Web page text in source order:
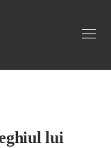
lui